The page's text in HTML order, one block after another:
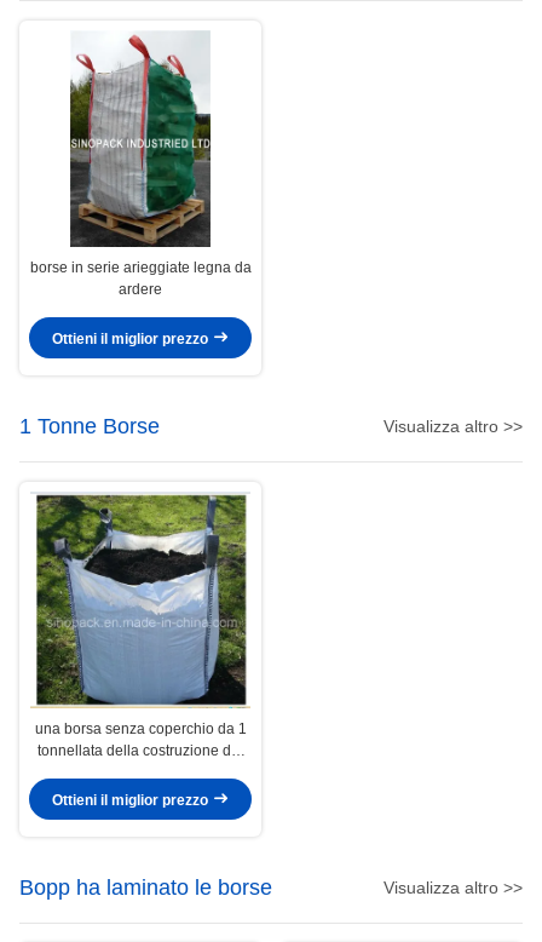
borse in serie arieggiate legna da
ardere
Ottieni il miglior prezzo
1 Tonne Borse Visualizza altro >>
una borsa senza coperchio da 1
tonnellata della costruzione del
Ottieni il miglior prezzo
Bopp ha laminato le borse Visualizza altro >>